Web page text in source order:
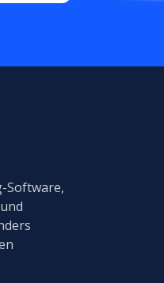
Software,